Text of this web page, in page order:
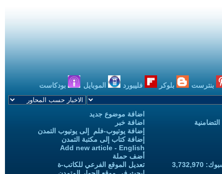
بنترست بلوكر فليبورد الموبايل بودكاست
اضافة موضوع جديد
اضافة خبر
إضافة يوتيوب-فلم إلى يوتيوب التمدن
إضافة كتاب إلى مكتبة التمدن
Add new article - English
أضف حملة
تعديل الموقع الفرعي للكاتب-ة